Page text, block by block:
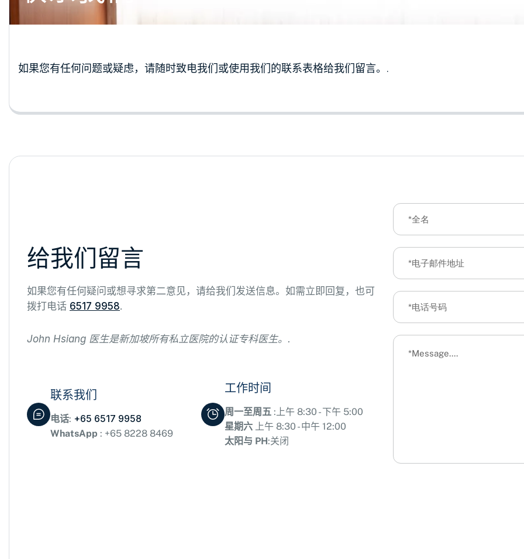
如果您有任何问题或疑虑，请随时致电我们或使用我们的联系表格给我们留言。.
给我们留言
如果您有任何疑问或想寻求第二意见，请给我们发送信息。如需立即回复，也可
拨打电话 6517 9958.
John Hsiang 医生是新加坡所有私立医院的认证专科医生。.
联系我们
电话: +65 6517 9958
WhatsApp : +65 8228 8469
工作时间
周一至周五 :上午 8:30 - 下午 5:00
星期六
上午 8:30 - 中午 12:00
太阳与 PH:关闭